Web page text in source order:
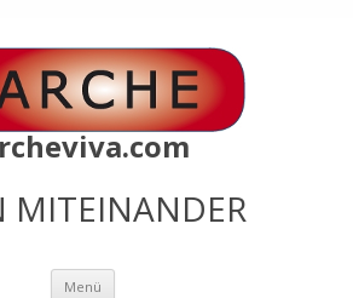
MITEINANDER
Menü Zum